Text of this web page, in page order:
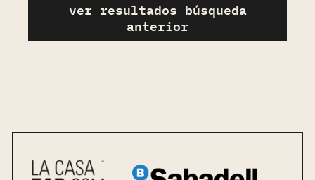
ver resultados búsqueda
anterior